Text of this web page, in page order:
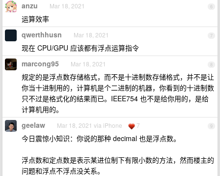
6
anzu Mar 18, 2021
运算效率
7
qwerthhusn Mar 18, 2021
现在 CPU/GPU 应该都有浮点运算指令
8
marcong95 Mar 18, 2021
规定的是浮点数存储格式，而不是十进制数存储格式，并不是让
你当十进制用的，计算机是个二进制的机器，你看到的十进制数
只不过是格式化的结果而已。IEEE754 也不是给你用的，是给
计算机用的。
9
geelaw Mar 18, 2021 via iPhone 7
今日震惊小知识：你说的那种 decimal 也是浮点数。
浮点数和定点数是表示某进位制下有限小数的方法，然而楼主的
问题和浮点不浮点没关系。